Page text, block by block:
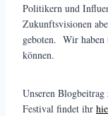
Politikern und
Zukunftsvisionen
geboten. Wir haben
können.
Unseren
Festival findet ihr